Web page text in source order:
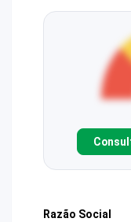
Razão Social